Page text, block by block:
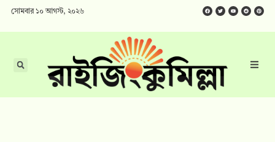
সোমবার ১০ আগস্ট, ২০২৬